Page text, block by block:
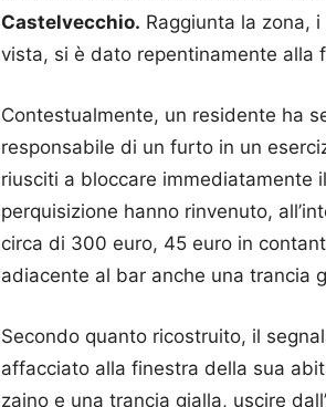
Castelvecchio. Raggiunta la zona,
vista, si è dato repentinamente alla
Contestualmente, un residente ha
responsabile di un furto in un
riusciti a bloccare immediatamente
perquisizione hanno rinvenuto,
circa di 300 euro, 45 euro in
adiacente al bar anche una trancia
Secondo quanto ricostruito, il
affacciato alla finestra della sua
zaino e una trancia gialla, uscire